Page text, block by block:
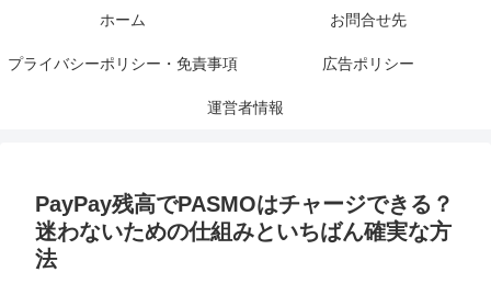
ホーム お問合せ先
プライバシーポリシー・免責事項 広告ポリシー
運営者情報
PayPay残高でPASMOはチャージできる？
迷わないための仕組みといちばん確実な方
法